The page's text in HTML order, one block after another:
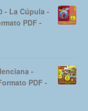
- La Cúpula -
PDF -
-
PDF -